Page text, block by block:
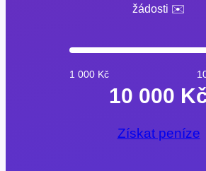
žádosti ✉️
1 000 Kč
10 000
Získat peníze